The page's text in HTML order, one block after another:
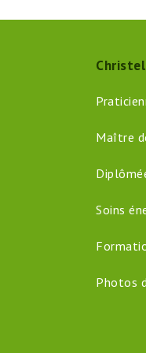
Maître
Soins
Photos